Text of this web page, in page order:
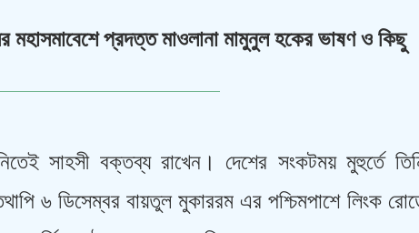
মহাসমাবেশে প্রদত্ত মাওলানা মামুনুল হকের ভাষণ ও কিছু
সাহসী বক্তব্য রাখেন। দেশের সংকটময় মুহুর্তে
৬ ডিসেম্বর বায়তুল মুকাররম এর পশ্চিমপাশে লিংক